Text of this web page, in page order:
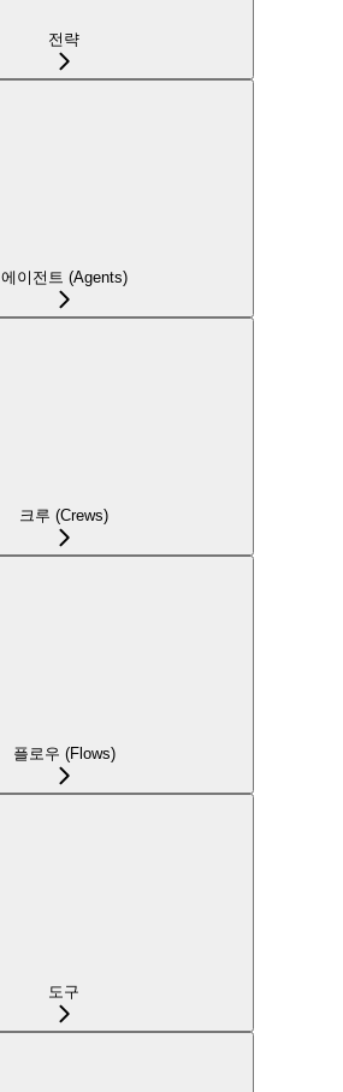
전략
에이전트 (Agents)
크루 (Crews)
플로우 (Flows)
도구